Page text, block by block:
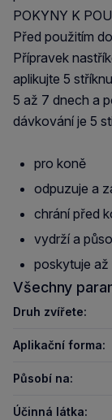
POKYNY K
Před použitím
Přípravek
aplikujte 5
5 až 7 dnech a
dávkování je 5
pro koně
odpuzuje a
chrání před
vydrží a
poskytuje až
Všechny
Druh zvířete:
Aplikační forma:
Působí na:
Účinná látka: